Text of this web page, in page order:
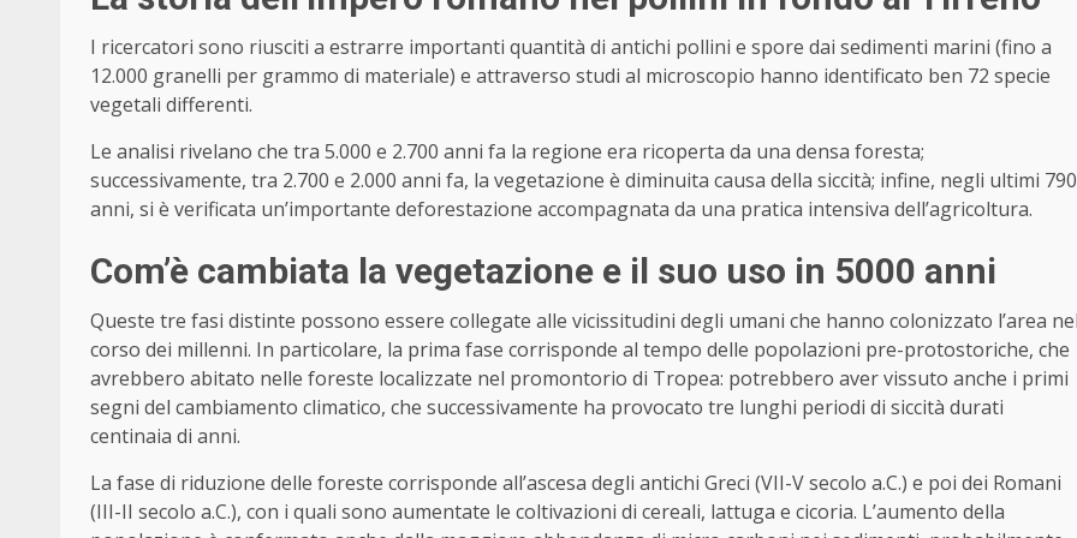
I ricercatori sono riusciti a estrarre importanti quantità di antichi pollini e spore dai sedimenti marini (fino a
12.000 granelli per grammo di materiale) e attraverso studi al microscopio hanno identificato ben 72 specie
vegetali differenti.
Le analisi rivelano che tra 5.000 e 2.700 anni fa la regione era ricoperta da una densa foresta;
successivamente, tra 2.700 e 2.000 anni fa, la vegetazione è diminuita causa della siccità; infine, negli ultimi 790
anni, si è verificata un’importante deforestazione accompagnata da una pratica intensiva dell’agricoltura.
Com’è cambiata la vegetazione e il suo uso in 5000 anni
Queste tre fasi distinte possono essere collegate alle vicissitudini degli umani che hanno colonizzato l’area
corso dei millenni. In particolare, la prima fase corrisponde al tempo delle popolazioni pre-protostoriche, che
avrebbero abitato nelle foreste localizzate nel promontorio di Tropea: potrebbero aver vissuto anche i primi
segni del cambiamento climatico, che successivamente ha provocato tre lunghi periodi di siccità durati
centinaia di anni.
La fase di riduzione delle foreste corrisponde all’ascesa degli antichi Greci (VII-V secolo a.C.) e poi dei Romani
(III-II secolo a.C.), con i quali sono aumentate le coltivazioni di cereali, lattuga e cicoria. L’aumento della